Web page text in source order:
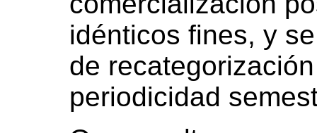
idénticos fines, y
de
periodicidad